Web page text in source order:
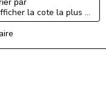
le
formulaire
soumission.
Afficher la cote la plus élevée à la plus faible